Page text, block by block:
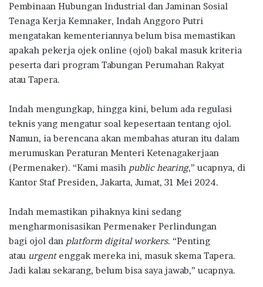
b
o
o
k
te
r
s
A
p
p
g
ra
m
e
Pembinaan Hubungan Industrial dan Jaminan Sosial
Tenaga Kerja Kemnaker, Indah Anggoro Putri
mengatakan kementeriannya belum bisa memastikan
apakah pekerja ojek online (ojol) bakal masuk kriteria
peserta dari program Tabungan Perumahan Rakyat
atau Tapera.
Indah mengungkap, hingga kini, belum ada regulasi
teknis yang mengatur soal kepesertaan tentang ojol.
Namun, ia berencana akan membahas aturan itu dalam
merumuskan Peraturan Menteri Ketenagakerjaan
(Permenaker). “Kami masih public hearing,” ucapnya, di
Kantor Staf Presiden, Jakarta, Jumat, 31 Mei 2024.
Indah memastikan pihaknya kini sedang
mengharmonisasikan Permenaker Perlindungan
bagi ojol dan platform digital workers. “Penting
atau urgentenggak mereka ini, masuk skema Tapera.
Jadi kalau sekarang, belum bisa saya jawab,” ucapnya.